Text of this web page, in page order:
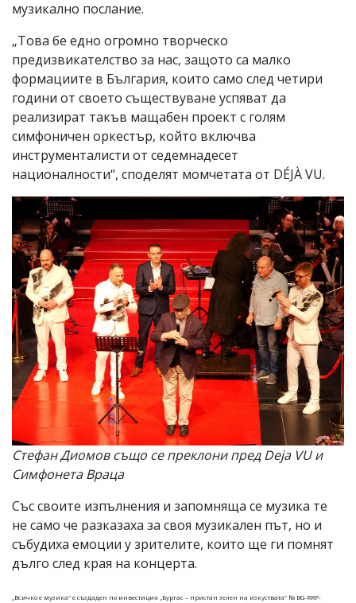
музикално послание.
„Това бе едно огромно творческо
предизвикателство за нас, защото са малко
формациите в България, които само след четири
години от своето съществуване успяват да
реализират такъв мащабен проект с голям
симфоничен оркестър, който включва
инструменталисти от седемнадесет
националности“, споделят момчетата от DÉJÀ VU.
Стефан Диомов също се преклони пред Deja VU и
Симфонета Враца
Със своите изпълнения и запомняща се музика те
не само че разказаха за своя музикален път, но и
събудиха емоции у зрителите, които ще ги помнят
дълго след края на концерта.
„Всичко е музика“ е създаден по инвестиция „Бургас – пристан зелен на изкуствата“ № BG-RRP-